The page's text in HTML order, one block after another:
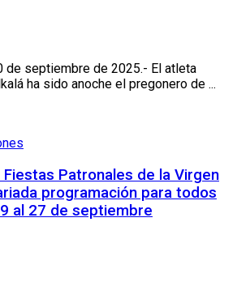
de septiembre de 2025.- El atleta
ha sido anoche el pregonero de ...
Patronales de la Virgen
programación para todos
al 27 de septiembre